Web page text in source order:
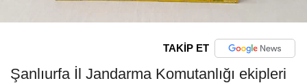
TAKİP ET
Şanlıurfa İl Jandarma Komutanlığı ekipleri